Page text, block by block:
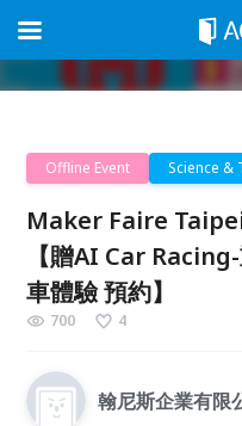
Offline Event Science &
Maker Faire
【贈AI Car
車體驗 預約】
700 4
翰尼斯企業有限